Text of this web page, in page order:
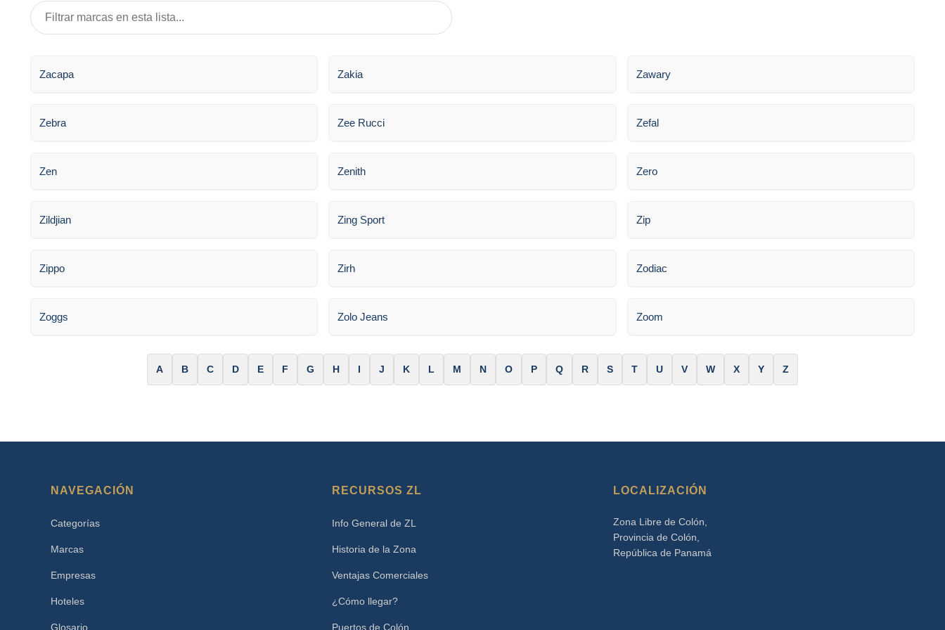
Zacapa Zakia Zawary
Zebra Zee Rucci Zefal
Zen Zenith Zero
Zildjian Zing Sport Zip
Zippo Zirh Zodiac
Zoggs Zolo Jeans Zoom
A B C D E F G H I J K L M N O P Q R S T U V W X Y Z
NAVEGACIÓN
Categorías
Marcas
Empresas
Hoteles
Glosario
RECURSOS ZL
Info General de ZL
Historia de la Zona
Ventajas Comerciales
¿Cómo llegar?
Puertos de Colón
LOCALIZACIÓN
Zona Libre de Colón,
Provincia de Colón,
República de Panamá